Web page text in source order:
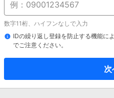
数字11桁、ハイフンなしで入力
IDの繰り返し登録を防止する機能に
でご注意ください。
次